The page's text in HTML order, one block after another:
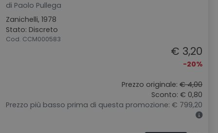
di Paolo Pullega
Zanichelli, 1978
Stato: Discreto
Cod. CCM000583
€ 3,20
-20%
Prezzo originale: € 4,00
Sconto: € 0,80
Prezzo più basso prima di questa promozione: € 799,20